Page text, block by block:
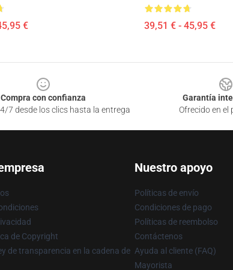
€ 39,51 € - 45,95 €
Compra con confianza
7 desde los clics hasta la entrega
Garantía
Ofrecido en el
de Copyright
de transparencia en la cadena de
Nuestro apoyo
Políticas de envío
Condiciones de pago
Políticas de reembolso
Contáctenos
Ayuda al cliente (FAQ)
Mayorista